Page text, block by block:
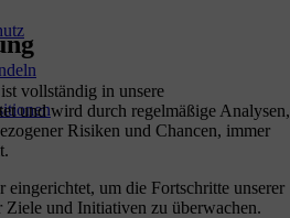
vollständig in unsere
und wird durch regelmäßige Analysen,
Risiken und Chancen, immer
eingerichtet, um die Fortschritte unserer
Ziele und Initiativen zu überwachen.